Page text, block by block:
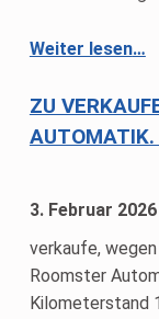
Weiter lesen…
ZU
3. Februar 2026
verkaufe,
Roomster
Kilometerstand